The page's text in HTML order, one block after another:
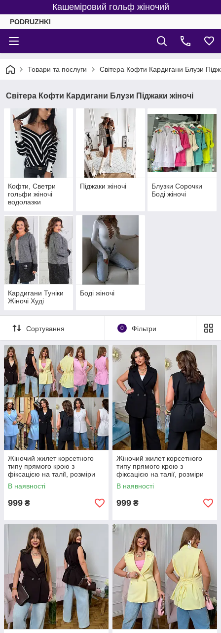
Кашеміровий гольф жіночий
PODRUZHKI
Товари та послуги Світера Кофти Кардигани Блузи
Світера Кофти Кардигани Блузи Піджаки жіночі
Кофти, Светри
гольфи жіночі
водолазки
Піджаки жіночі
Блузки Сорочки
Боді жіночі
Кардигани Туніки
Жіночі Худі
Боді жіночі
Сортування 0 Фільтри
Жіночий жилет корсетного
типу прямого крою з
фіксацією на талії, розміри
48-50, 52-54, 56-58
В наявності
999 ₴
Жіночий жилет корсетного
типу прямого крою з
фіксацією на талії, розміри
48-50, 52-54, 56-58
В наявності
999 ₴